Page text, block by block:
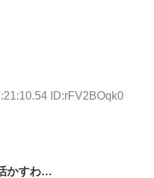
ID:rFV2BOqk0
かすわ…